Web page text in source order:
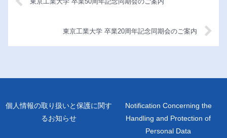
東京工業大学 卒業20周年記念同期会のご案内
個人情報の取り扱いと保護に関す
るお知らせ
Notification Concerning the
Handling and Protection of
Personal Data